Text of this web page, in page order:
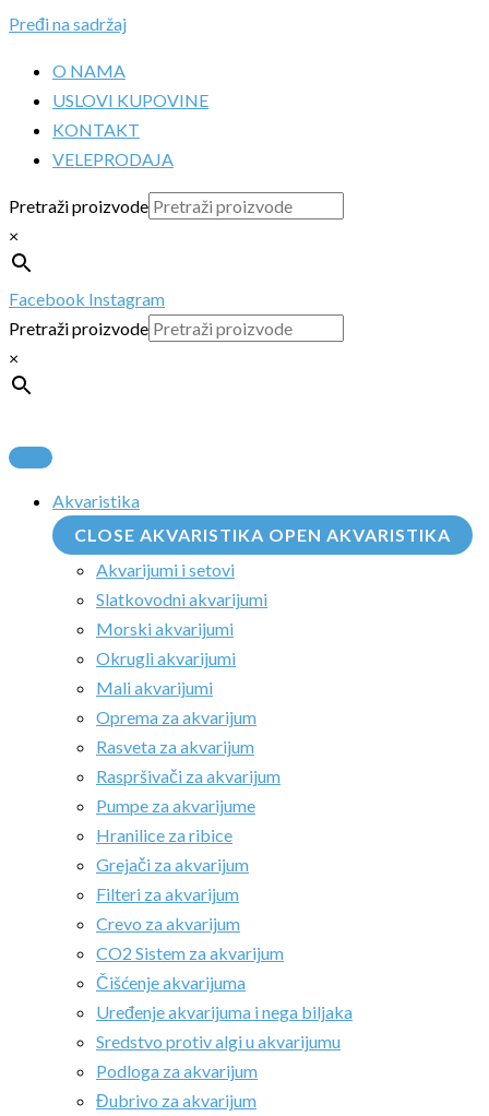
Pređi na sadržaj
O NAMA
USLOVI KUPOVINE
KONTAKT
VELEPRODAJA
Pretraži proizvode
×
Facebook Instagram
Pretraži proizvode
×
Akvaristika
CLOSE AKVARISTIKA OPEN AKVARISTIKA
Akvarijumi i setovi
Slatkovodni akvarijumi
Morski akvarijumi
Okrugli akvarijumi
Mali akvarijumi
Oprema za akvarijum
Rasveta za akvarijum
Raspršivači za akvarijum
Pumpe za akvarijume
Hranilice za ribice
Grejači za akvarijum
Filteri za akvarijum
Crevo za akvarijum
CO2 Sistem za akvarijum
Čišćenje akvarijuma
Uređenje akvarijuma i nega biljaka
Sredstvo protiv algi u akvarijumu
Podloga za akvarijum
Đubrivo za akvarijum